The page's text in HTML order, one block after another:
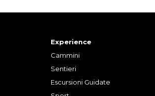
Experience
Cammini
Sentieri
Escursioni Guidate